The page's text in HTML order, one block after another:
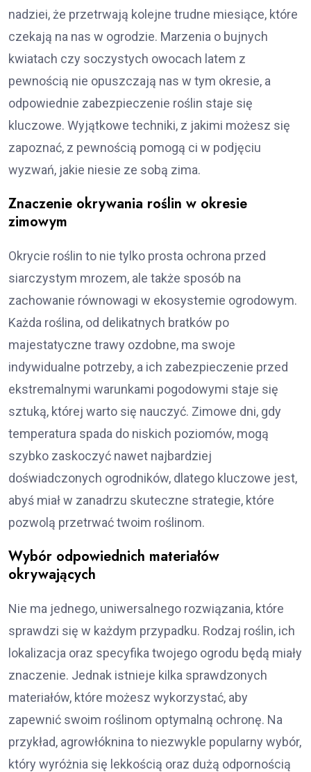
nadziei, że przetrwają kolejne trudne miesiące, które
czekają na nas w ogrodzie. Marzenia o bujnych
kwiatach czy soczystych owocach latem z
pewnością nie opuszczają nas w tym okresie, a
odpowiednie zabezpieczenie roślin staje się
kluczowe. Wyjątkowe techniki, z jakimi możesz się
zapoznać, z pewnością pomogą ci w podjęciu
wyzwań, jakie niesie ze sobą zima.
Znaczenie okrywania roślin w okresie
zimowym
Okrycie roślin to nie tylko prosta ochrona przed
siarczystym mrozem, ale także sposób na
zachowanie równowagi w ekosystemie ogrodowym.
Każda roślina, od delikatnych bratków po
majestatyczne trawy ozdobne, ma swoje
indywidualne potrzeby, a ich zabezpieczenie przed
ekstremalnymi warunkami pogodowymi staje się
sztuką, której warto się nauczyć. Zimowe dni, gdy
temperatura spada do niskich poziomów, mogą
szybko zaskoczyć nawet najbardziej
doświadczonych ogrodników, dlatego kluczowe jest,
abyś miał w zanadrzu skuteczne strategie, które
pozwolą przetrwać twoim roślinom.
Wybór odpowiednich materiałów
okrywających
Nie ma jednego, uniwersalnego rozwiązania, które
sprawdzi się w każdym przypadku. Rodzaj roślin, ich
lokalizacja oraz specyfika twojego ogrodu będą miały
znaczenie. Jednak istnieje kilka sprawdzonych
materiałów, które możesz wykorzystać, aby
zapewnić swoim roślinom optymalną ochronę. Na
przykład, agrowłóknina to niezwykle popularny wybór,
który wyróżnia się lekkością oraz dużą odpornością